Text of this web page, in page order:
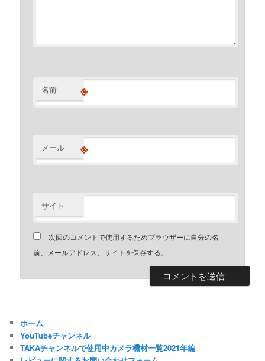
名前 ※
メール ※
サイト
次回のコメントで使用するためブラウザーに自分の名
前、メールアドレス、サイトを保存する。
ホーム
YouTubeチャンネル
TAKAチャンネルで使用中カメラ機材一覧2021年編